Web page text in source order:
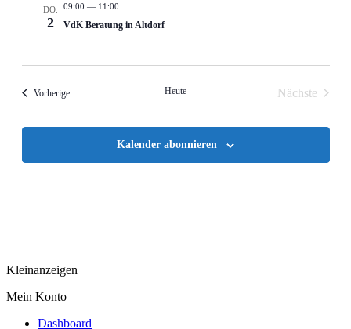
DO.
2
09:00 — 11:00
VdK Beratung in Altdorf
VorherigeVer­anstal­tun­gen Heute
Nächste
Kalender abonnieren
Kleinanzeigen
Mein Konto
Dashboard